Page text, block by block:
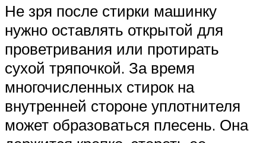
Не зря после стирки машинку
нужно оставлять открытой для
проветривания или протирать
сухой тряпочкой. За время
многочисленных стирок на
внутренней стороне уплотнителя
может образоваться плесень. Она